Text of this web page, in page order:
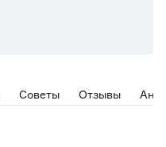
Советы Отзывы